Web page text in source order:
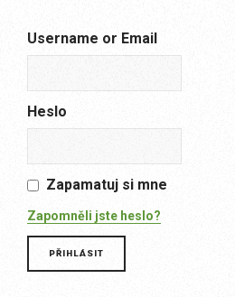
Username or Email
Heslo
Zapamatuj si mne
Zapomněli jste heslo?